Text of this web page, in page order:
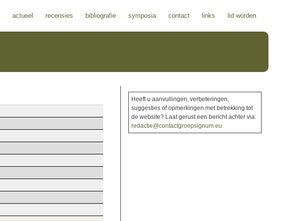
actueel recensies bibliografie symposia contact links lid worden
Heeft u aanvullingen, verbeteringen,
suggesties of opmerkingen met betrekking tot
de website? Laat gerust een bericht achter via:
redactie@contactgroepsignum.eu